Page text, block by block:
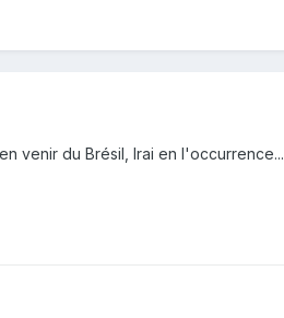
venir du Brésil, Irai en l'occurrence...